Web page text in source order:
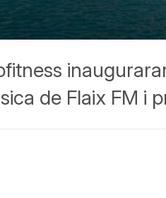
de Flaix FM i